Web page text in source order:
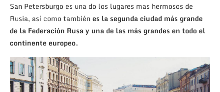
San Petersburgo es una do los lugares mas hermosos de
Rusia, así como tambiénes la segunda ciudad más grande
de la Federación Rusa y una de las más grandes en todo el
continente europeo.